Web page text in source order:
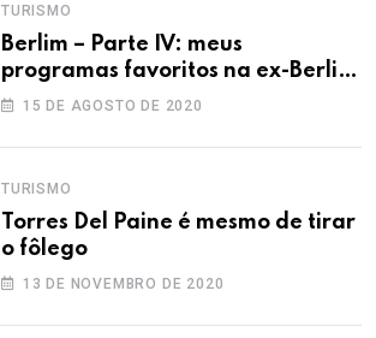
TURISMO
Berlim – Parte IV: meus
programas favoritos na ex-Berlim
Ocidental
15 DE AGOSTO DE 2020
TURISMO
Torres Del Paine é mesmo de tirar
o fôlego
13 DE NOVEMBRO DE 2020